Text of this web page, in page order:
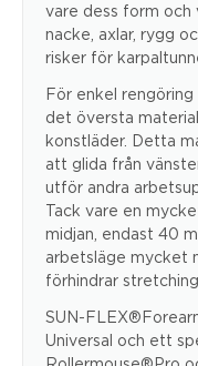
vare dess form och
nacke, axlar, rygg
risker för
För enkel
det översta
konstläder. Detta
att glida från
utför andra
Tack vare en
midjan, endast 40
arbetsläge mycket
förhindrar
SUN-
Universal och ett